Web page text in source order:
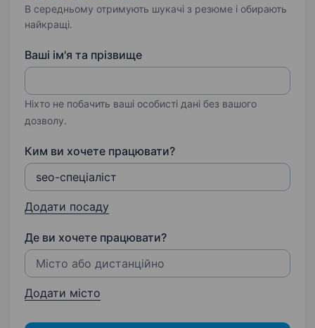
В середньому отримують шукачі з резюме і обирають
найкращі.
Ваші ім'я та прізвище
Ніхто не побачить ваші особисті дані без вашого
дозволу.
Ким ви хочете працювати?
Додати посаду
Де ви хочете працювати?
Додати місто